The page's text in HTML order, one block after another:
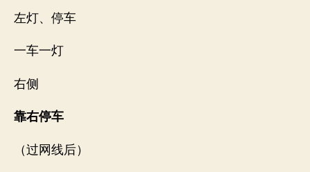
左灯、停车
一车一灯
右侧
靠右停车
（过网线后）